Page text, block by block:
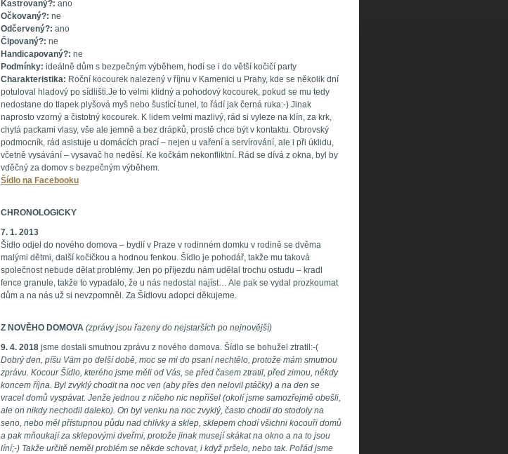
Kastrovaný?: ano
Očkovaný?: ne
Odčervený?: ano
Čipovaný?: ne
Handicapovaný?: ne
Podmínky: ideálně dům s bezpečným výběhem, hodí se i do větší kočičí party
Charakteristika: Roční kocourek nalezený v říjnu v Kamenici u Prahy, kde se několik dní
potuloval hladový po sídlišti.Je to velmi klidný a pohodový kocourek, pokud se mu tedy
nedostane do tlapek plyšová myš nebo šustící tunel, to řádí jak černá ruka:-) Jinak
naprosto vzorný a čistotný kocourek. K lidem velmi mazlivý, rád si vyleze na klín, za krk,
chytá packami vlasy, vše ale jemně a bez drápků, prostě chce být v kontaktu. Obrovský
podmocník, rád asistuje u domácích prací – nejen u vaření a servírování, ale i při úklidu,
včetně vysávání – vysavač ho neděsí. Ke kočkám nekonfliktní. Rád se dívá z okna, byl by
vděčný za domov s bezpečným výběhem.
Šídlo na Facebooku
CHRONOLOGICKY
7. 1. 2013
Šídlo odjel do nového domova – bydlí v Praze v rodinném domku v rodině se dvěma
malými dětmi, další kočičkou a hodnou fenkou. Šídlo je pohodář, takže mu taková
společnost nebude dělat problémy. Jen po příjezdu nám udělal trochu ostudu – kradl
fence granule, takže to vypadalo, že u nás nedostal najíst… Ale pak se vydal prozkoumat
dům a na nás už si nevzpomněl. Za Šídlovu adopci děkujeme.
Z NOVĚHO DOMOVA (zprávy jsou řazeny do nejstarších po nejnovější)
9. 4. 2018 jsme dostali smutnou zprávu z nového domova. Šídlo se bohužel ztratil:-(
Dobrý den, píšu Vám po delší době, moc se mi do psaní nechtělo, protože mám smutnou
zprávu. Kocour Šídlo, kterého jsme měli od Vás, se před časem ztratil, před zimou, někdy
koncem října. Byl zvyklý chodit na noc ven (aby přes den nelovil ptáčky) a na den se
vracel domů vyspávat. Jenže jednou z ničeho nic nepřišel (okolí jsme samozřejmě obešli,
ale on nikdy nechodil daleko). On byl venku na noc zvyklý, často chodil do stodoly na
seno, nebo měl přístupnou půdu nad chlívky a sklep, sklepem chodí všichni kocouři domů
a pak mňoukají za sklepovými dveřmi, protože jinak musejí skákat na okno a na to jsou
líní;-) Takže určitě neměl problém se někde schovat, i když pršelo, nebo tak. Pořád jsme